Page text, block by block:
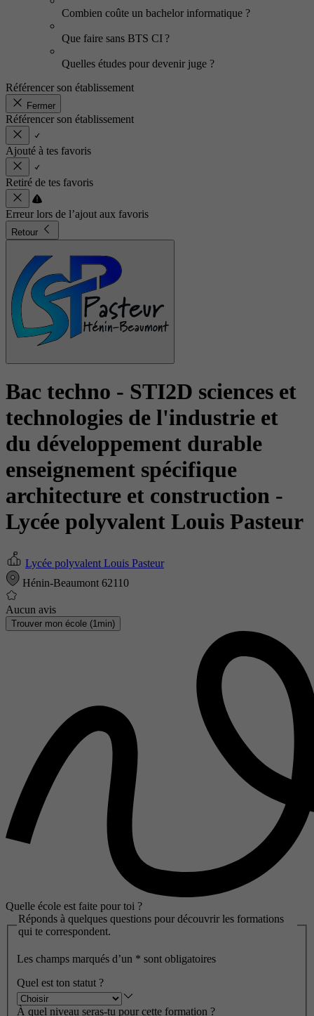
Combien coûte un bachelor informatique ?
Que faire sans BTS CI ?
Quelles études pour devenir juge ?
Référencer son établissement
Fermer
Référencer son établissement
Ajouté à tes favoris
Retiré de tes favoris
Erreur lors de l’ajout aux favoris
Retour
Bac techno - STI2D sciences et
technologies de l'industrie et
du développement durable
enseignement spécifique
architecture et construction -
Lycée polyvalent Louis Pasteur
Lycée polyvalent Louis Pasteur
Hénin-Beaumont 62110
Aucun avis
Trouver mon école (1min)
Quelle école est faite pour toi ?
Réponds à quelques questions pour découvrir les formations
qui te correspondent.
Les champs marqués d’un * sont obligatoires
Quel est ton statut ?
À quel niveau seras-tu pour cette formation ?